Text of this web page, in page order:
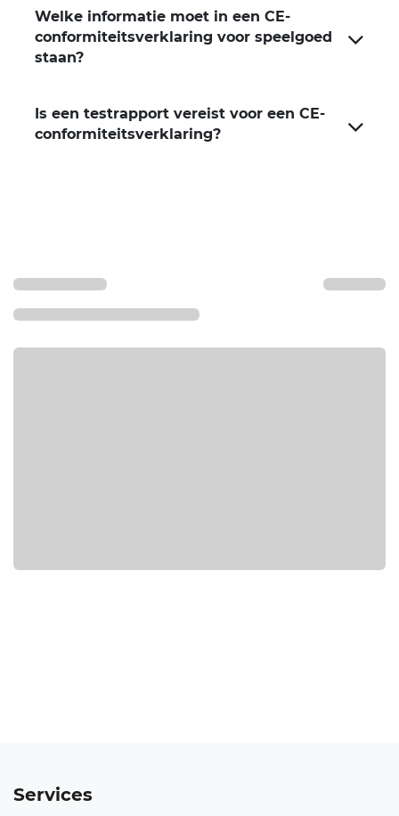
Welke informatie moet in een CE-
conformiteitsverklaring voor speelgoed
staan?
Is een testrapport vereist voor een CE-
conformiteitsverklaring?
Services